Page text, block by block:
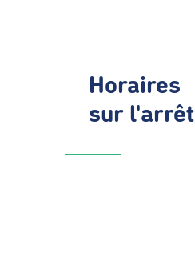
Horaires
sur l'arrêt